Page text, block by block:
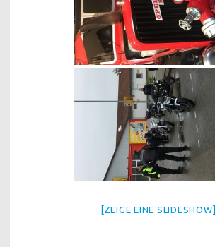
[ZEIGE EINE SLIDESHOW]